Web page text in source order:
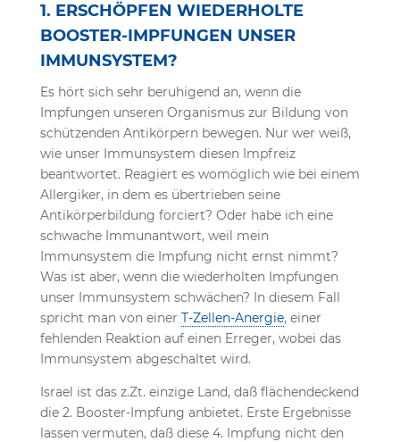
1. ERSCHÖPFEN WIEDERHOLTE
BOOSTER-IMPFUNGEN UNSER
IMMUNSYSTEM?
Es hört sich sehr beruhigend an, wenn die
Impfungen unseren Organismus zur Bildung von
schützenden Antikörpern bewegen. Nur wer weiß,
wie unser Immunsystem diesen Impfreiz
beantwortet. Reagiert es womöglich wie bei einem
Allergiker, in dem es übertrieben seine
Antikörperbildung forciert? Oder habe ich eine
schwache Immunantwort, weil mein
Immunsystem die Impfung nicht ernst nimmt?
Was ist aber, wenn die wiederholten Impfungen
unser Immunsystem schwächen? In diesem Fall
spricht man von einer T-Zellen-Anergie, einer
fehlenden Reaktion auf einen Erreger, wobei das
Immunsystem abgeschaltet wird.
Israel ist das z.Zt. einzige Land, daß flächendeckend
die 2. Booster-Impfung anbietet. Erste Ergebnisse
lassen vermuten, daß diese 4. Impfung nicht den